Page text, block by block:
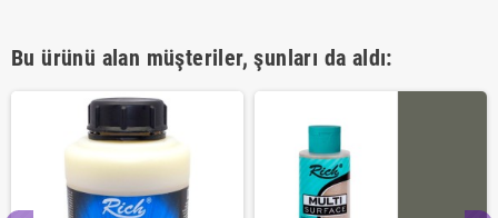
Bu ürünü alan müşteriler, şunları da aldı: